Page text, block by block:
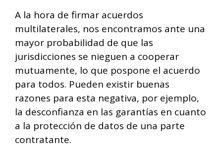
A la hora de firmar acuerdos
multilaterales, nos encontramos ante una
mayor probabilidad de que las
jurisdicciones se nieguen a cooperar
mutuamente, lo que pospone el acuerdo
para todos. Pueden existir buenas
razones para esta negativa, por ejemplo,
la desconfianza en las garantías en cuanto
a la protección de datos de una parte
contratante.